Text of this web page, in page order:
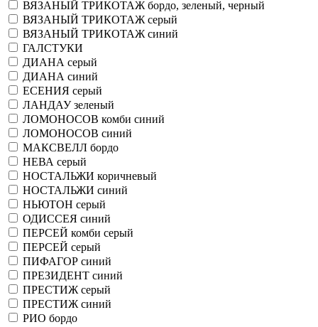
ВЯЗАНЫЙ ТРИКОТАЖ бордо, зеленый, черный
ВЯЗАНЫЙ ТРИКОТАЖ серый
ВЯЗАНЫЙ ТРИКОТАЖ синий
ГАЛСТУКИ
ДИАНА серый
ДИАНА синий
ЕСЕНИЯ серый
ЛАНДАУ зеленый
ЛОМОНОСОВ комби синий
ЛОМОНОСОВ синий
МАКСВЕЛЛ бордо
НЕВА серый
НОСТАЛЬЖИ коричневый
НОСТАЛЬЖИ синий
НЬЮТОН серый
ОДИССЕЯ синий
ПЕРСЕЙ комби серый
ПЕРСЕЙ серый
ПИФАГОР синий
ПРЕЗИДЕНТ синий
ПРЕСТИЖ серый
ПРЕСТИЖ синий
РИО бордо